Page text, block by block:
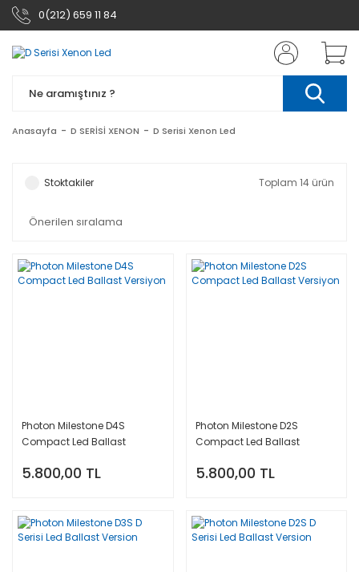
0(212) 659 11 84
Anasayfa D SERİSİ XENON D Serisi Xenon Led
Stoktakiler Toplam 14 ürün
Photon Milestone D4S
Compact Led Ballast
5.800,00 TL
Photon Milestone D2S
Compact Led Ballast
5.800,00 TL